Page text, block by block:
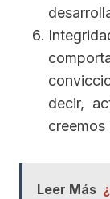
decir,
creemos
Leer Más